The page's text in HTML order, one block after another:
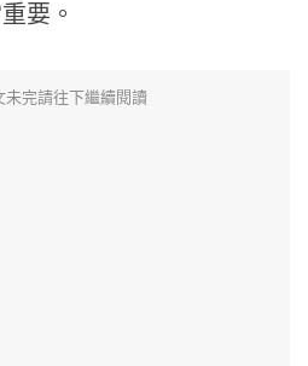
要。
未完請往下繼續閱讀